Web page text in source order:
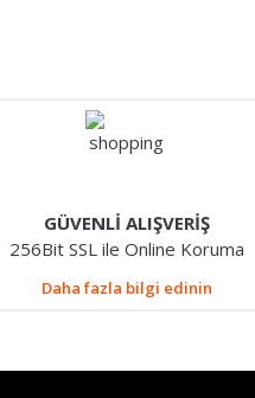
GÜVENLİ ALIŞVERİŞ
256Bit SSL ile Online Koruma
Daha fazla bilgi edinin